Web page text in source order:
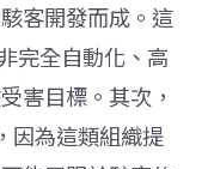
客開發而成。這
完全自動化、高
害目標。其次，
因為這類組織提